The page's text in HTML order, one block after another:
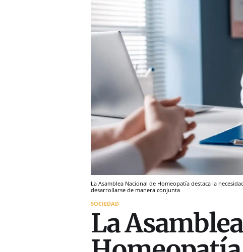
La Asamblea Nacional de Homeopatía destaca la
desarrollarse de manera conjunta
SOCIEDAD
La